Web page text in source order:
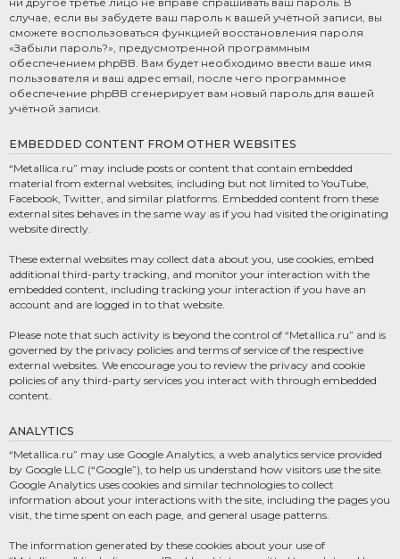
случае, если вы забудете ваш пароль к вашей учётной записи, вы
сможете воспользоваться функцией восстановления пароля
«Забыли пароль?», предусмотренной программным
обеспечением phpBB. Вам будет необходимо ввести ваше имя
пользователя и ваш адрес email, после чего программное
обеспечение phpBB сгенерирует вам новый пароль для вашей
учётной записи.
EMBEDDED CONTENT FROM OTHER WEBSITES
“Metallica.ru” may include posts or content that contain embedded
material from external websites, including but not limited to YouTube,
Facebook, Twitter, and similar platforms. Embedded content from these
external sites behaves in the same way as if you had visited the originating
website directly.
These external websites may collect data about you, use cookies, embed
additional third-party tracking, and monitor your interaction with the
embedded content, including tracking your interaction if you have an
account and are logged in to that website.
Please note that such activity is beyond the control of “Metallica.ru” and is
governed by the privacy policies and terms of service of the respective
external websites. We encourage you to review the privacy and cookie
policies of any third-party services you interact with through embedded
content.
ANALYTICS
“Metallica.ru” may use Google Analytics, a web analytics service provided
by Google LLC (“Google”), to help us understand how visitors use the site.
Google Analytics uses cookies and similar technologies to collect
information about your interactions with the site, including the pages you
visit, the time spent on each page, and general usage patterns.
The information generated by these cookies about your use of